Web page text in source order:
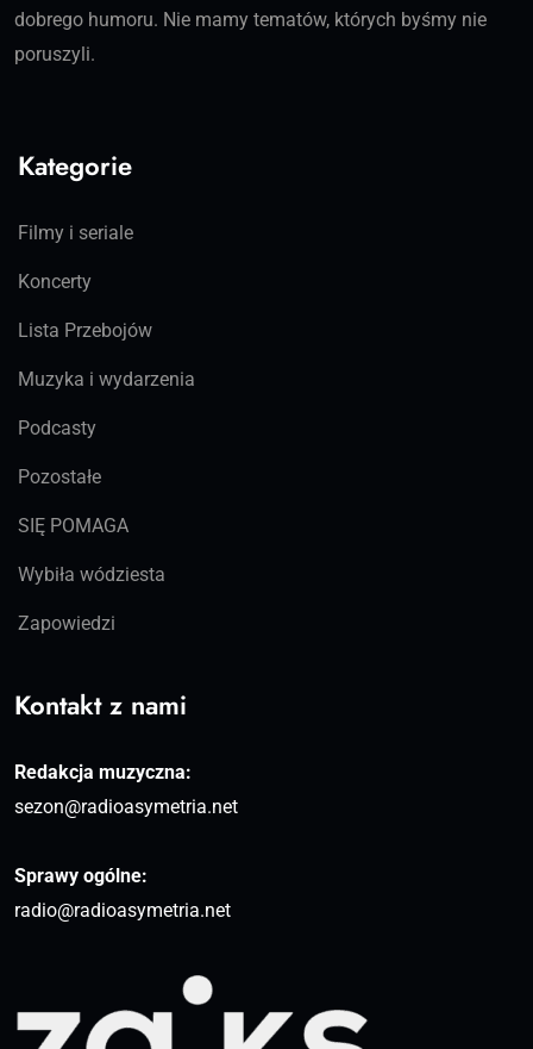
dobrego humoru. Nie mamy tematów, których byśmy nie
poruszyli.
Kategorie
Filmy i seriale
Koncerty
Lista Przebojów
Muzyka i wydarzenia
Podcasty
Pozostałe
SIĘ POMAGA
Wybiła wódziesta
Zapowiedzi
Kontakt z nami
Redakcja muzyczna:
sezon@radioasymetria.net
Sprawy ogólne:
radio@radioasymetria.net